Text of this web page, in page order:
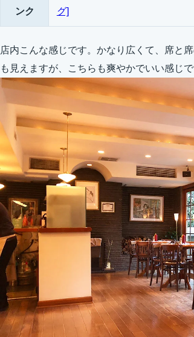
ンク
グ]
店内こんな感じです。かなり広くて、席と
も見えますが、こちらも爽やかでいい感じで